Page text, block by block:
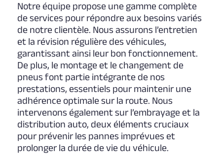
Notre équipe propose une gamme complète
de services pour répondre aux besoins variés
de notre clientèle. Nous assurons l’entretien
et la révision régulière des véhicules,
garantissant ainsi leur bon fonctionnement.
De plus, le montage et le changement de
pneus font partie intégrante de nos
prestations, essentiels pour maintenir une
adhérence optimale sur la route. Nous
intervenons également sur l’embrayage et la
distribution auto, deux éléments cruciaux
pour prévenir les pannes imprévues et
prolonger la durée de vie du véhicule.